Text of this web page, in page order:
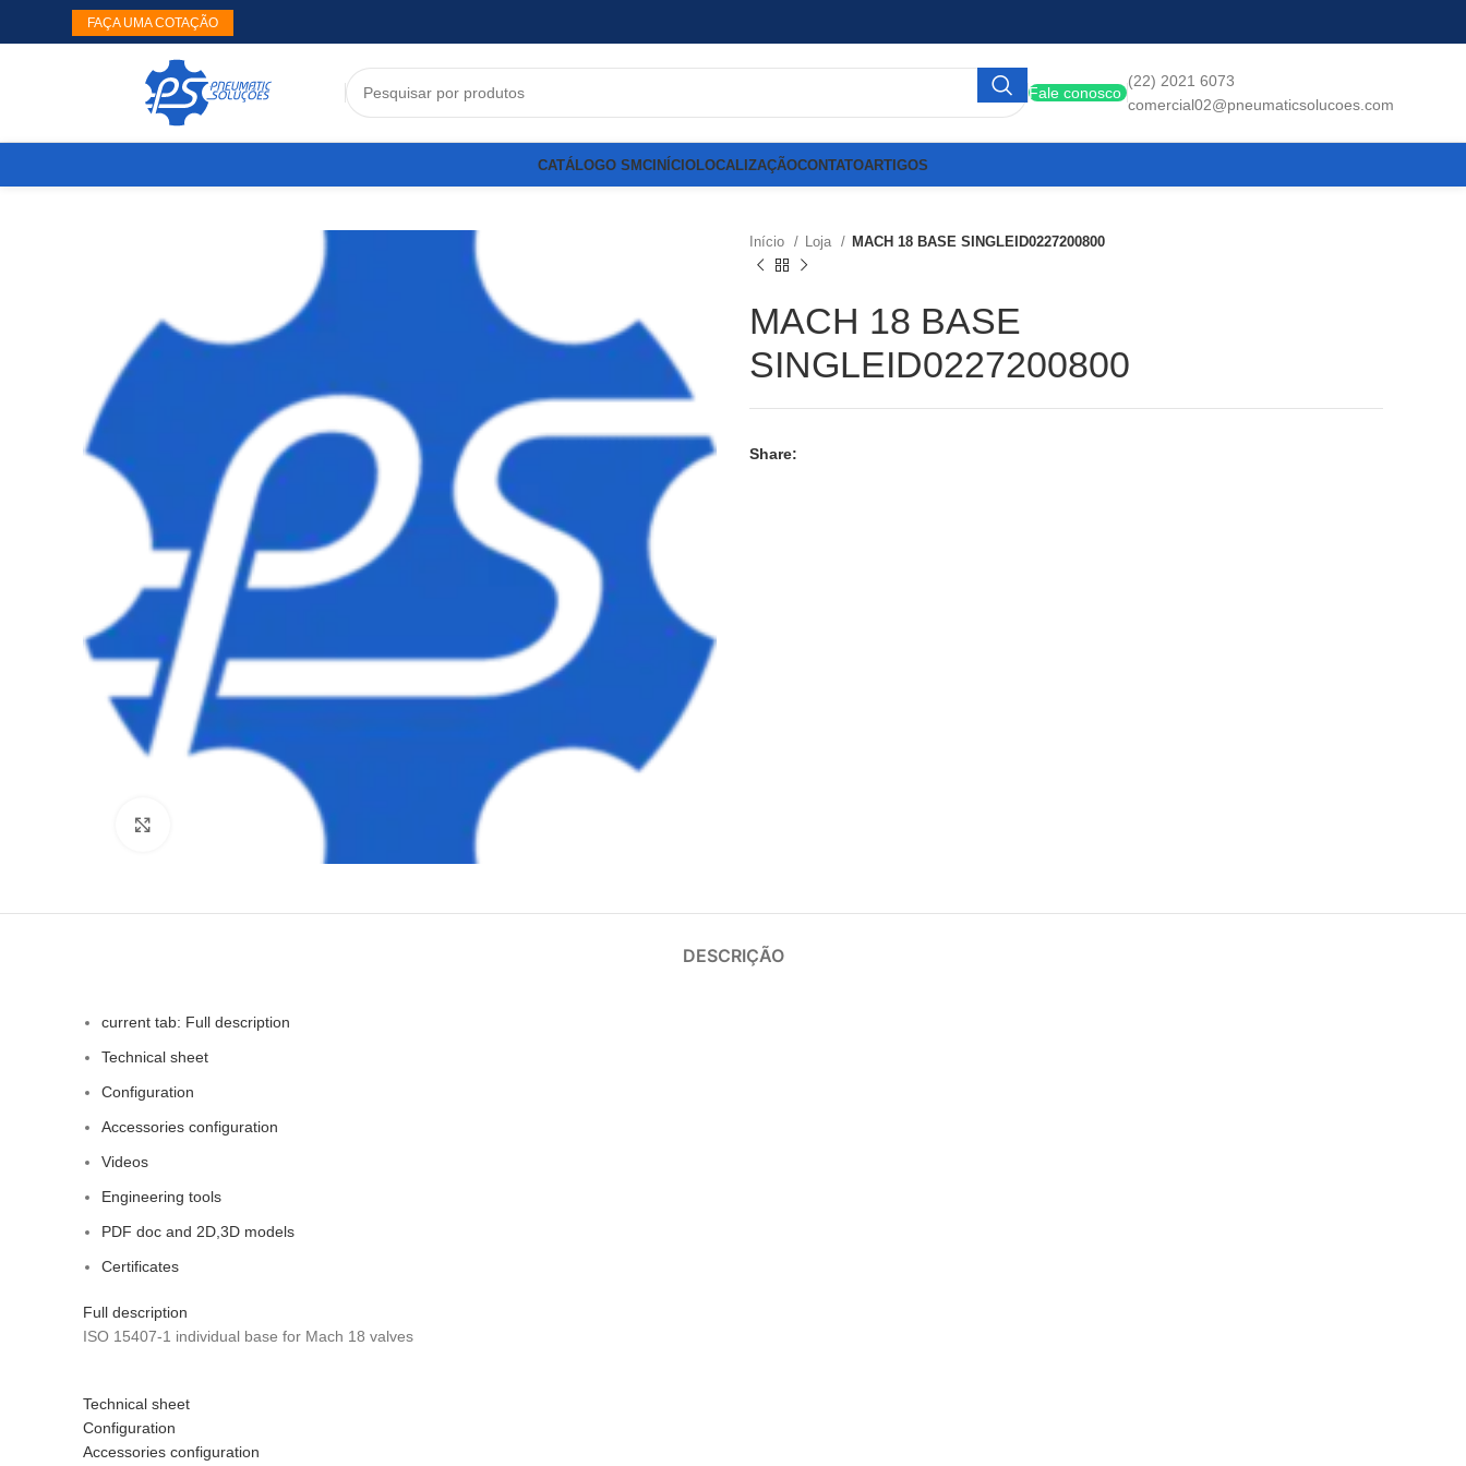
FAÇA UMA COTAÇÃO
Fale conosco
(22) 2021 6073
comercial02@pneumaticsolucoes.com
CATÁLOGO SMCINÍCIOLOCALIZAÇÃOCONTATOARTIGOS
Início Loja MACH 18 BASE SINGLEID0227200800
MACH 18 BASE
SINGLEID0227200800
Share:
DESCRIÇÃO
current tab: Full description
Technical sheet
Configuration
Accessories configuration
Videos
Engineering tools
PDF doc and 2D,3D models
Certificates
Full description
ISO 15407-1 individual base for Mach 18 valves
Technical sheet
Configuration
Accessories configuration